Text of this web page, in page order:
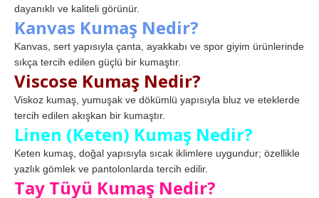
dayanıklı ve kaliteli görünür.
Kanvas Kumaş Nedir?
Kanvas, sert yapısıyla çanta, ayakkabı ve spor giyim ürünlerinde
sıkça tercih edilen güçlü bir kumaştır.
Viscose Kumaş Nedir?
Viskoz kumaş, yumuşak ve dökümlü yapısıyla bluz ve eteklerde
tercih edilen akışkan bir kumaştır.
Linen (Keten) Kumaş Nedir?
Keten kumaş, doğal yapısıyla sıcak iklimlere uygundur; özellikle
yazlık gömlek ve pantolonlarda tercih edilir.
Tay Tüyü Kumaş Nedir?